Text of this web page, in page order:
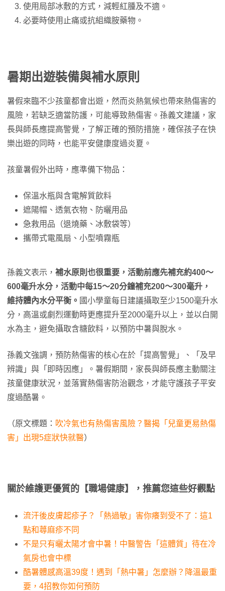
使用局部冰敷的方式，減輕紅腫及不適。
必要時使用止痛或抗組織胺藥物。
暑期出遊裝備與補水原則
暑假來臨不少孩童都會出遊，然而炎熱氣候也帶來熱傷害的
風險，若缺乏適當防護，可能導致熱傷害。孫義文建議，家
長與師長應提高警覺，了解正確的預防措施，確保孩子在快
樂出遊的同時，也能平安健康度過炎夏。
孩童暑假外出時，應準備下物品：
保溫水瓶與含電解質飲料
遮陽帽、透氣衣物、防曬用品
急救用品（退燒藥、冰敷袋等）
攜帶式電風扇、小型噴霧瓶
孫義文表示， 補水原則也很重要，活動前應先補充約400～
600毫升水分，活動中每15～20分鐘補充200～300毫升，
維持體內水分平衡。 國小學童每日建議攝取至少1500毫升水
分，高溫或劇烈運動時更應提升至2000毫升以上，並以白開
水為主，避免攝取含糖飲料，以預防中暑與脫水。
孫義文強調，預防熱傷害的核心在於「提高警覺」、「及早
辨識」與「即時因應」。暑假期間，家長與師長應主動關注
孩童健康狀況，並落實熱傷害防治觀念，才能守護孩子平安
度過酷暑。
（原文標題： 吹冷氣也有熱傷害風險？醫揭「兒童更易熱傷
害」出現5症狀快就醫）
關於維護更優質的【職場健康】，推薦您這些好觀點
流汗後皮膚起疹子？「熱過敏」害你癢到受不了：這1
點和蕁麻疹不同
不是只有曬太陽才會中暑！中醫警告「這體質」待在冷
氣房也會中標
酷暑體感高溫39度！遇到「熱中暑」怎麼辦？降溫最重
要，4招教你如何預防